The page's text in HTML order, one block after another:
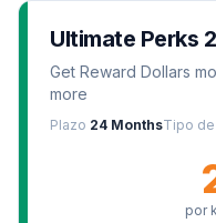
Ultimate Perks
Get Reward Dollars
more
Plazo 24 MonthsTipo
por